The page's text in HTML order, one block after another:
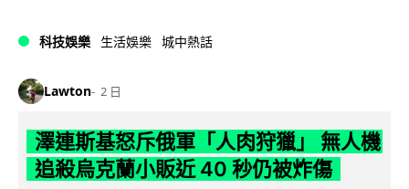
科技娛樂 生活娛樂 城中熱話
Lawton 2 日
澤連斯基怒斥俄軍「人肉狩獵」 無人機
追殺烏克蘭小販近 40 秒仍被炸傷